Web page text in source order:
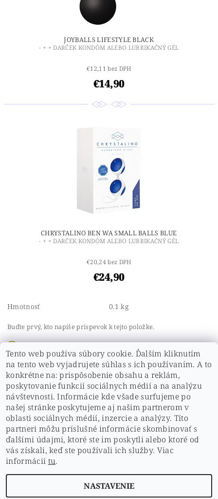
JOYBALLS LIFESTYLE BLACK
- + + DARČEK KONDÓM ALEBO LUBRIKAČNÝ GÉL
€12,11 bez DPH
€14,90
CHRYSTALINO BEN WA SMALL BALLS BLUE
- + + DARČEK KONDÓM ALEBO LUBRIKAČNÝ GÉL
€20,24 bez DPH
€24,90
Hmotnosť 0.1 kg
Buďte prvý, kto napíše príspevok k tejto položke.
Pridať komentár
Buďte prvý, kto napíše príspevok k tejto položke.
Pridať hodnotenie
ochrana osobných údajov
doprava a platby
Tento web používa súbory cookie. Ďalším kliknutím
na tento web vyjadrujete súhlas s ich používaním. A to
konkrétne na: prispôsobenie obsahu a reklám,
poskytovanie funkcií sociálnych médií a na analýzu
návštevnosti. Informácie kde všade surfujeme po
našej stránke poskytujeme aj našim partnerom v
oblasti sociálnych médií, inzercie a analýzy. Títo
partneri môžu príslušné informácie skombinovať s
ďalšími údajmi, ktoré ste im poskytli alebo ktoré od
vás získali, keď ste používali ich služby. Viac
informácií tu.
NASTAVENIE